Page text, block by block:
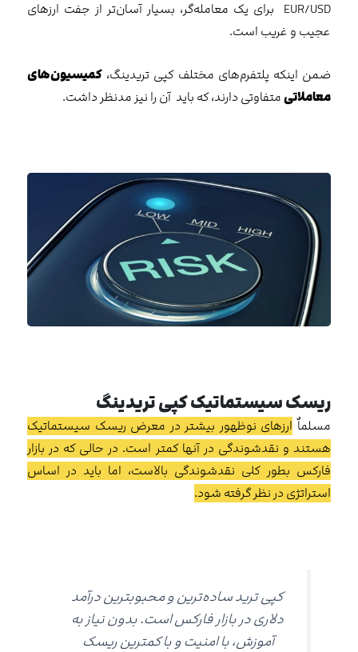
EUR/USD برای یک معامله‌گر، بسیار آسان‌تر از جفت ارزهای
عجیب و غریب است.
ضمن اینکه پلتفرم‌های مختلف کپی تریدینگ، کمیسیون‌های
معاملاتیمتفاوتی دارند، که باید آن را نیز مدنظر داشت.
ریسک سیستماتیک کپی تریدینگ
مسلماٌ ارزهای نوظهور بیشتر در معرض ریسک سیستماتیک
هستند و نقدشوندگی در آنها کمتر است. در حالی که در بازار
فارکس بطور کلی نقدشوندگی بالاست، اما باید در اساس
استراتژی در نظر گرفته شود.
کپی ترید ساده‌ترین و محبوبترین درآمد
دلاری در بازار فارکس است. بدون نیاز به
آموزش، با امنیت و با کمترین ریسک